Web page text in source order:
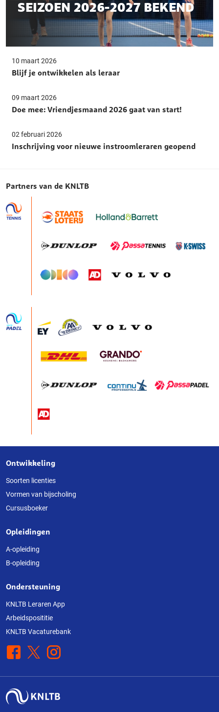
SEIZOEN 2026-2027 BEKEND
10 maart 2026
Blijf je ontwikkelen als leraar
09 maart 2026
Doe mee: Vriendjesmaand 2026 gaat van start!
02 februari 2026
Inschrijving voor nieuwe instroomleraren geopend
Partners van de KNLTB
Over
deze
website
Ontwikkeling
Soorten licenties
Vormen van bijscholing
Cursusboeker
Opleidingen
A-opleiding
B-opleiding
Ondersteuning
KNLTB Leraren App
Arbeidsposititie
KNLTB Vacaturebank
Facebook
X Instagram